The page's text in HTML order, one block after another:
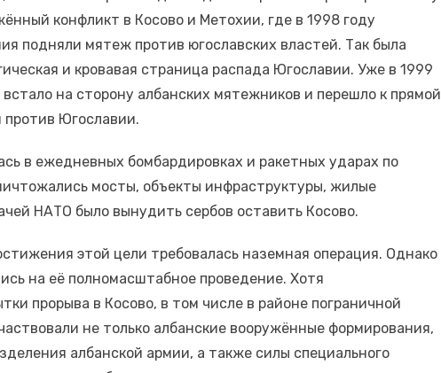
конфликт в Косово и Метохии, где в 1998 году
подняли мятеж против югославских властей. Так была
и кровавая страница распада Югославии. Уже в 1999
на сторону албанских мятежников и перешло к прямой
против Югославии.
в ежедневных бомбардировках и ракетных ударах по
мосты, объекты инфраструктуры, жилые
НАТО было вынудить сербов оставить Косово.
этой цели требовалась наземная операция. Однако
на её полномасштабное проведение. Хотя
прорыва в Косово, в том числе в районе пограничной
не только албанские вооружённые формирования,
албанской армии, а также силы специального